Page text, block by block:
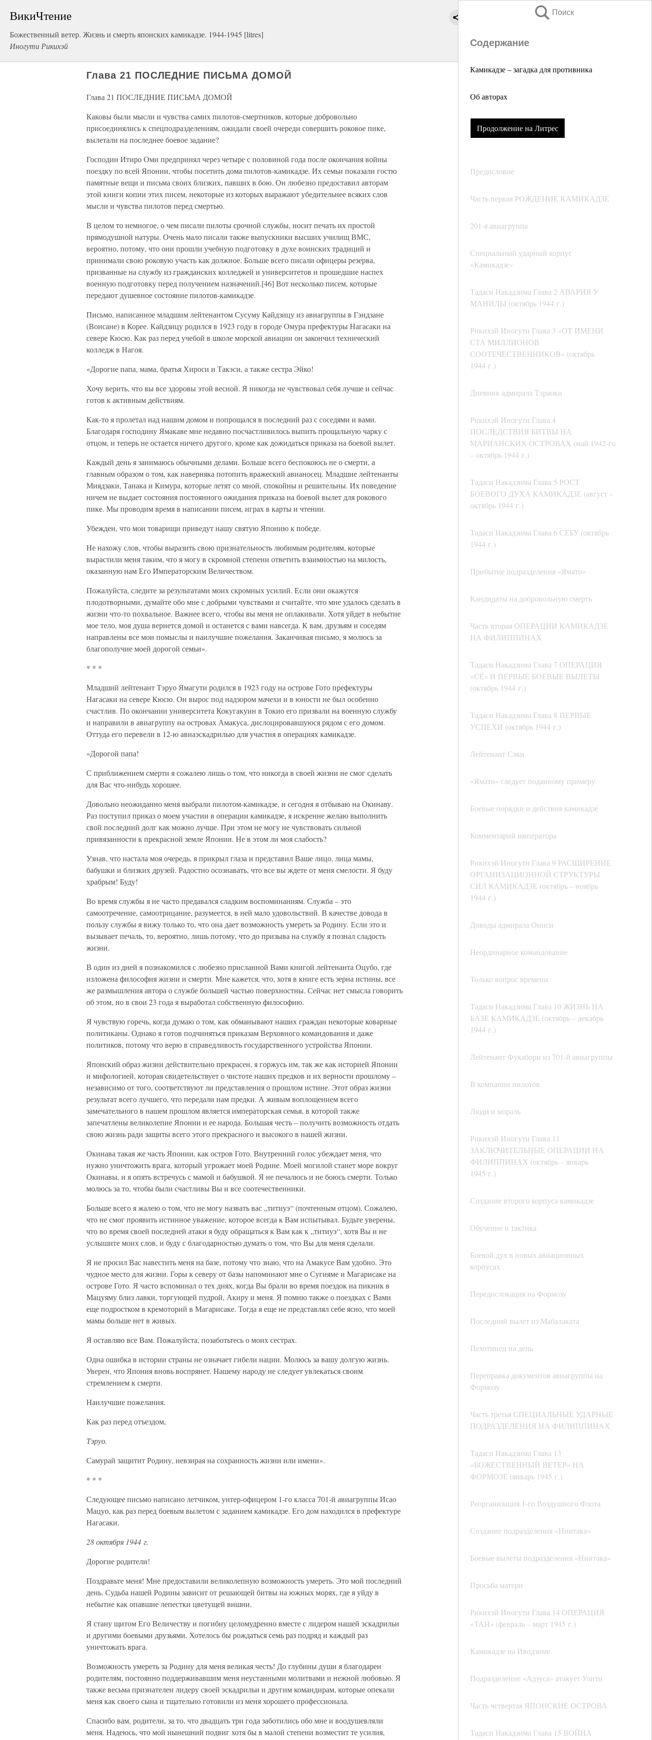
ВикиЧтение
Божественный ветер. Жизнь и смерть японских камикадзе. 1944-1945 [litres]
Иногути Рикихэй
Поиск
Содержание
Камикадзе – загадка для противника
Об авторах
Продолжение на Литрес
Предисловие
Часть первая РОЖДЕНИЕ КАМИКАДЗЕ
201-я авиагруппа
Специальный ударный корпус
«Камикадзе»
Тадаси Накадзима Глава 2 АВАРИЯ У
МАНИЛЫ (октябрь 1944 г.)
Рикихэй Иногути Глава 3 «ОТ ИМЕНИ
СТА МИЛЛИОНОВ
СООТЕЧЕСТВЕННИКОВ» (октябрь
1944 г.)
Дневник адмирала Тэраоки
Рикихэй Иногути Глава 4
ПОСЛЕДСТВИЯ БИТВЫ НА
МАРИАНСКИХ ОСТРОВАХ (май 1942-го
– октябрь 1944 г.)
Тадаси Накадзима Глава 5 РОСТ
БОЕВОГО ДУХА КАМИКАДЗЕ (август –
октябрь 1944 г.)
Тадаси Накадзима Глава 6 СЕБУ (октябрь
1944 г.)
Прибытие подразделения «Ямато»
Кандидаты на добровольную смерть
Часть вторая ОПЕРАЦИИ КАМИКАДЗЕ
НА ФИЛИППИНАХ
Тадаси Накадзима Глава 7 ОПЕРАЦИЯ
«СЁ» И ПЕРВЫЕ БОЕВЫЕ ВЫЛЕТЫ
(октябрь 1944 г.)
Тадаси Накадзима Глава 8 ПЕРВЫЕ
УСПЕХИ (октябрь 1944 г.)
Лейтенант Сэки
«Ямато» следует поданному примеру
Боевые порядки и действия камикадзе
Комментарий императора
Рикихэй Иногути Глава 9 РАСШИРЕНИЕ
ОРГАНИЗАЦИОННОЙ СТРУКТУРЫ
СИЛ КАМИКАДЗЕ (октябрь – ноябрь
1944 г.)
Доводы адмирала Ониси
Неординарное командование
Только вопрос времени
Тадаси Накадзима Глава 10 ЖИЗНЬ НА
БАЗЕ КАМИКАДЗЕ (октябрь – декабрь
1944 г.)
Лейтенант Фукабори из 701-й авиагруппы
В компании пилотов
Люди и мораль
Рикихэй Иногути Глава 11
ЗАКЛЮЧИТЕЛЬНЫЕ ОПЕРАЦИИ НА
ФИЛИППИНАХ (октябрь – январь
1945 г.)
Создание второго корпуса камикадзе
Обучение и тактика
Боевой дух в новых авиационных
корпусах
Передислокация на Формозу
Последний вылет из Мабалаката
Пехотинец на день
Переправка документов авиагруппы на
Формозу
Часть третья СПЕЦИАЛЬНЫЕ УДАРНЫЕ
ПОДРАЗДЕЛЕНИЯ НА ФИЛИППИНАХ
Тадаси Накадзима Глава 13
«БОЖЕСТВЕННЫЙ ВЕТЕР» НА
ФОРМОЗЕ (январь 1945 г.)
Реорганизация 1-го Воздушного Флота
Создание подразделения «Ниитака»
Боевые вылеты подразделения «Ниитака»
Просьба матери
Рикихэй Иногути Глава 14 ОПЕРАЦИЯ
«ТАН» (февраль – март 1945 г.)
Камикадзе на Иводзиме
Подразделение «Адзуса» атакует Улити
Часть четвертая ЯПОНСКИЕ ОСТРОВА
Тадаси Накадзима Глава 15 ВОЙНА
Глава 21 ПОСЛЕДНИЕ ПИСЬМА ДОМОЙ
Глава 21 ПОСЛЕДНИЕ ПИСЬМА ДОМОЙ
Каковы были мысли и чувства самих пилотов-смертников, которые добровольно
присоединялись к спецподразделениям, ожидали своей очереди совершить роковое пике,
вылетали на последнее боевое задание?
Господин Итиро Оми предпринял через четыре с половиной года после окончания войны
поездку по всей Японии, чтобы посетить дома пилотов-камикадзе. Их семьи показали гостю
памятные вещи и письма своих близких, павших в бою. Он любезно предоставил авторам
этой книги копии этих писем, некоторые из которых выражают убедительнее всяких слов
мысли и чувства пилотов перед смертью.
В целом то немногое, о чем писали пилоты срочной службы, носит печать их простой
прямодушной натуры. Очень мало писали также выпускники высших училищ ВМС,
вероятно, потому, что они прошли учебную подготовку в духе воинских традиций и
принимали свою роковую участь как должное. Больше всего писали офицеры резерва,
призванные на службу из гражданских колледжей и университетов и прошедшие наспех
военную подготовку перед получением назначений.[46] Вот несколько писем, которые
передают душевное состояние пилотов-камикадзе.
Письмо, написанное младшим лейтенантом Сусуму Кайдзицу из авиагруппы в Гэндзане
(Вонсане) в Корее. Кайдзицу родился в 1923 году в городе Омура префектуры Нагасаки на
севере Кюсю. Как раз перед учебой в школе морской авиации он закончил технический
колледж в Нагоя.
«Дорогие папа, мама, братья Хироси и Такэси, а также сестра Эйко!
Хочу верить, что вы все здоровы этой весной. Я никогда не чувствовал себя лучше и сейчас
готов к активным действиям.
Как-то я пролетал над нашим домом и попрощался в последний раз с соседями и вами.
Благодаря господину Ямакаве мне недавно посчастливилось выпить прощальную чарку с
отцом, и теперь не остается ничего другого, кроме как дожидаться приказа на боевой вылет.
Каждый день я занимаюсь обычными делами. Больше всего беспокоюсь не о смерти, а
главным образом о том, как наверняка потопить вражеский авианосец. Младшие лейтенанты
Миядзаки, Танака и Кимура, которые летят со мной, спокойны и решительны. Их поведение
ничем не выдает состояния постоянного ожидания приказа на боевой вылет для рокового
пике. Мы проводим время в написании писем, играх в карты и чтении.
Убежден, что мои товарищи приведут нашу святую Японию к победе.
Не нахожу слов, чтобы выразить свою признательность любимым родителям, которые
вырастили меня таким, что я могу в скромной степени ответить взаимностью на милость,
оказанную нам Его Императорским Величеством.
Пожалуйста, следите за результатами моих скромных усилий. Если они окажутся
плодотворными, думайте обо мне с добрыми чувствами и считайте, что мне удалось сделать в
жизни что-то похвальное. Важнее всего, чтобы вы меня не оплакивали. Хотя уйдет в небытие
мое тело, моя душа вернется домой и останется с вами навсегда. К вам, друзьям и соседям
направлены все мои помыслы и наилучшие пожелания. Заканчивая письмо, я молюсь за
благополучие моей дорогой семьи».
* * *
Младший лейтенант Тэруо Ямагути родился в 1923 году на острове Гото префектуры
Нагасаки на севере Кюсю. Он вырос под надзором мачехи и в юности не был особенно
счастлив. По окончании университета Кокугакуин в Токио его призвали на военную службу
и направили в авиагруппу на островах Амакуса, дислоцировавшуюся рядом с его домом.
Оттуда его перевели в 12-ю авиаэскадрилью для участия в операциях камикадзе.
«Дорогой папа!
С приближением смерти я сожалею лишь о том, что никогда в своей жизни не смог сделать
для Вас что-нибудь хорошее.
Довольно неожиданно меня выбрали пилотом-камикадзе, и сегодня я отбываю на Окинаву.
Раз поступил приказ о моем участии в операции камикадзе, я искренне желаю выполнить
свой последний долг как можно лучше. При этом не могу не чувствовать сильной
привязанности к прекрасной земле Японии. Не в этом ли моя слабость?
Узнав, что настала моя очередь, я прикрыл глаза и представил Ваше лицо, лица мамы,
бабушки и близких друзей. Радостно осознавать, что все вы ждете от меня смелости. Я буду
храбрым! Буду!
Во время службы я не часто предавался сладким воспоминаниям. Служба – это
самоотречение, самоотрицание, разумеется, в ней мало удовольствий. В качестве довода в
пользу службы я вижу только то, что она дает возможность умереть за Родину. Если это и
вызывает печаль, то, вероятно, лишь потому, что до призыва на службу я познал сладость
жизни.
В один из дней я познакомился с любезно присланной Вами книгой лейтенанта Оцубо, где
изложена философия жизни и смерти. Мне кажется, что, хотя в книге есть зерна истины, все
же размышления автора о службе большей частью поверхностны. Сейчас нет смысла говорить
об этом, но в свои 23 года я выработал собственную философию.
Я чувствую горечь, когда думаю о том, как обманывают наших граждан некоторые коварные
политиканы. Однако я готов подчиняться приказам Верховного командования и даже
политиков, потому что верю в справедливость государственного устройства Японии.
Японский образ жизни действительно прекрасен, я горжусь им, так же как историей Японии
и мифологией, которая свидетельствует о чистоте наших предков и их верности прошлому –
независимо от того, соответствуют ли представления о прошлом истине. Этот образ жизни
результат всего лучшего, что передали нам предки. А живым воплощением всего
замечательного в нашем прошлом является императорская семья, в которой также
запечатлены великолепие Японии и ее народа. Большая честь – получить возможность отдать
свою жизнь ради защиты всего этого прекрасного и высокого в нашей жизни.
Окинава такая же часть Японии, как остров Гото. Внутренний голос убеждает меня, что
нужно уничтожить врага, который угрожает моей Родине. Моей могилой станет море вокруг
Окинавы, и я опять встречусь с мамой и бабушкой. Я не печалюсь и не боюсь смерти. Только
молюсь за то, чтобы были счастливы Вы и все соотечественники.
Больше всего я жалею о том, что не могу назвать вас „титиуэ“ (почтенным отцом). Сожалею,
что не смог проявить истинное уважение, которое всегда к Вам испытывал. Будьте уверены,
что во время своей последней атаки я буду обращаться к Вам как к „титиуэ“, хотя Вы и не
услышите моих слов, и буду с благодарностью думать о том, что Вы для меня сделали.
Я не просил Вас навестить меня на базе, потому что знаю, что на Амакусе Вам удобно. Это
чудное место для жизни. Горы к северу от базы напоминают мне о Сугияме и Магарисаке на
острове Гото. Я часто вспоминал о тех днях, когда Вы брали во время поездок на пикник в
Мацуяму близ лавки, торгующей пудрой, Акиру и меня. Я помню также о поездках с Вами
еще подростком в кремоторий в Магарисаке. Тогда я еще не представлял себе ясно, что моей
мамы больше нет в живых.
Я оставляю все Вам. Пожалуйста, позаботьтесь о моих сестрах.
Одна ошибка в истории страны не означает гибели нации. Молюсь за вашу долгую жизнь.
Уверен, что Япония вновь воспрянет. Нашему народу не следует увлекаться своим
стремлением к смерти.
Наилучшие пожелания.
Как раз перед отъездом,
Тэруо.
Самурай защитит Родину, невзирая на сохранность жизни или имени».
* * *
Следующее письмо написано летчиком, унтер-офицером 1-го класса 701-й авиагруппы Исао
Мацуо, как раз перед боевым вылетом с заданием камикадзе. Его дом находился в префектуре
Нагасаки.
28 октября 1944 г.
Дорогие родители!
Поздравьте меня! Мне предоставили великолепную возможность умереть. Это мой последний
день. Судьба нашей Родины зависит от решающей битвы на южных морях, где я уйду в
небытие как опавшие лепестки цветущей вишни.
Я стану щитом Его Величеству и погибну целомудренно вместе с лидером нашей эскадрильи
и другими боевыми друзьями. Хотелось бы рождаться семь раз подряд и каждый раз
уничтожать врага.
Возможность умереть за Родину для меня великая честь! До глубины души я благодарен
родителям, постоянно поддерживавшим меня неустанными молитвами и нежной любовью. Я
также весьма признателен лидеру своей эскадрильи и другим командирам, которые опекали
меня как своего сына и тщательно готовили из меня хорошего профессионала.
Спасибо вам, родители, за то, что двадцать три года заботились обо мне и воодушевляли
меня. Надеюсь, что мой нынешний подвиг хотя бы в малой степени возместит те усилия,